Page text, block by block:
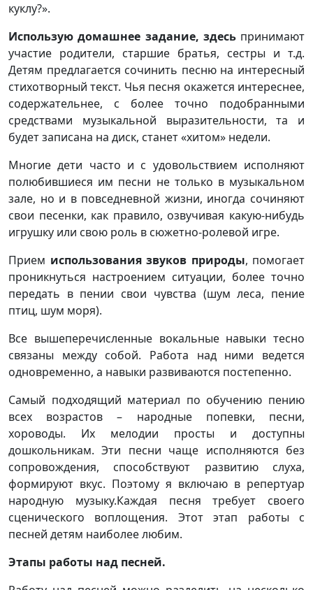
куклу?».
Использую домашнее задание, здесь принимают
участие родители, старшие братья, сестры и т.д.
Детям предлагается сочинить песню на интересный
стихотворный текст. Чья песня окажется интереснее,
содержательнее, с более точно подобранными
средствами музыкальной выразительности, та и
будет записана на диск, станет «хитом» недели.
Многие дети часто и с удовольствием исполняют
полюбившиеся им песни не только в музыкальном
зале, но и в повседневной жизни, иногда сочиняют
свои песенки, как правило, озвучивая какую-нибудь
игрушку или свою роль в сюжетно-ролевой игре.
Прием использования звуков природы, помогает
проникнуться настроением ситуации, более точно
передать в пении свои чувства (шум леса, пение
птиц, шум моря).
Все вышеперечисленные вокальные навыки тесно
связаны между собой. Работа над ними ведется
одновременно, а навыки развиваются постепенно.
Самый подходящий материал по обучению пению
всех возрастов – народные попевки, песни,
хороводы. Их мелодии просты и доступны
дошкольникам. Эти песни чаще исполняются без
сопровождения, способствуют развитию слуха,
формируют вкус. Поэтому я включаю в репертуар
народную музыку.Каждая песня требует своего
сценического воплощения. Этот этап работы с
песней детям наиболее любим.
Этапы работы над песней.